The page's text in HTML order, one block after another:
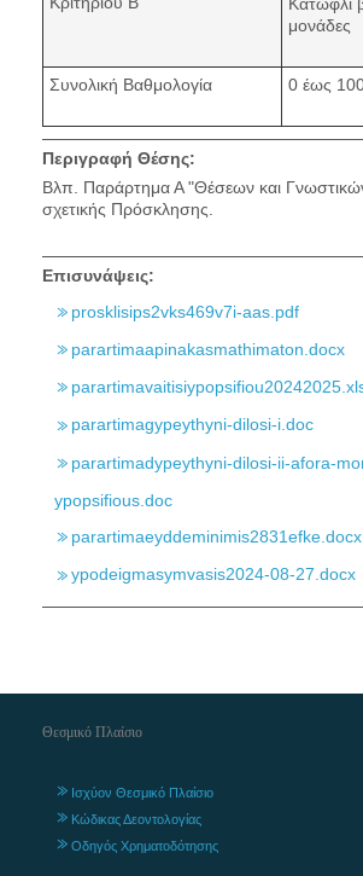
μονάδες
Συνολική Βαθμολογία 0 έως
Περιγραφή Θέσης:
Βλπ. Παράρτημα Α "Θέσεων και Γνωστικών
σχετικής Πρόσκλησης.
Επισυνάψεις:
prosklisips2vks469v7i-aas.pdf
parartimaapinakasmathimaton.docx
parartimagypeythyni-dilosi-i.doc
parartimadypeythyni-dilosi-ii-afora-
ypopsifious.doc
parartimaeyddeminimis2831efke.docx
ypodeigmasymvasis2024-08-27.docx
Θεσμικό Πλαίσιο
Ισχύον Θεσμικό Πλαίσιο
Κώδικας Δεοντολογίας
Οδηγός Χρηματοδότησης